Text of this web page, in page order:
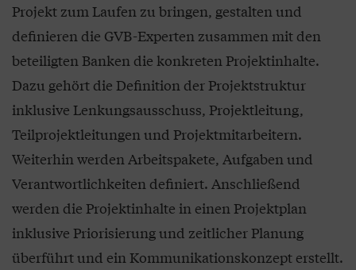
Projekt zum Laufen zu bringen, gestalten und
definieren die GVB-Experten zusammen mit den
beteiligten Banken die konkreten Projektinhalte.
Dazu gehört die Definition der Projektstruktur
inklusive Lenkungsausschuss, Projektleitung,
Teilprojektleitungen und Projektmitarbeitern.
Weiterhin werden Arbeitspakete, Aufgaben und
Verantwortlichkeiten definiert. Anschließend
werden die Projektinhalte in einen Projektplan
inklusive Priorisierung und zeitlicher Planung
überführt und ein Kommunikationskonzept erstellt.